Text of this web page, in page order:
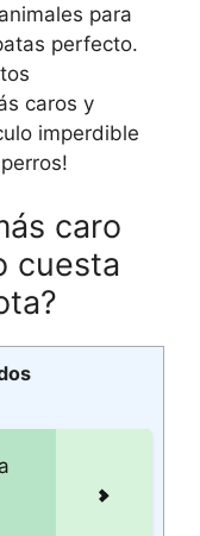
para
perfecto.
caros y
imperdible
caro
cuesta